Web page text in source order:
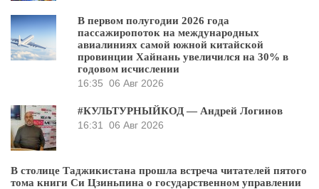
В первом полугодии 2026 года
пассажиропоток на международных
авиалиниях самой южной китайской
провинции Хайнань увеличился на 30% в
годовом исчислении
16:35 06 Авг 2026
#КУЛЬТУРНЫЙКОД — Андрей Логинов
16:31
06 Авг 2026
В столице Таджикистана прошла встреча читателей пятого
тома книги Си Цзиньпина о государственном управлении